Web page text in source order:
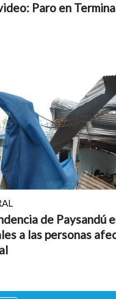
Paro en
de Paysandú
a las personas